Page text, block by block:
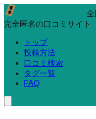
全
完全匿名の口コミサイト
トップ
投稿方法
口コミ検索
タグ一覧
FAQ